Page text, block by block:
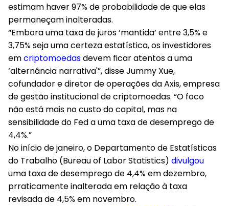
estimam haver 97% de probabilidade de que elas
permaneçam inalteradas.
“Embora uma taxa de juros ‘mantida’ entre3,5% e
3,75%seja uma certeza estatística, os investidores
emcriptomoedasdevem ficar atentos a uma
‘alternância narrativa'”, disse Jummy Xue,
cofundador e diretor de operações da Axis, empresa
de gestão institucional de criptomoedas. “O foco
não está mais no custo do capital, mas na
sensibilidade do Fed a uma taxa de desemprego de
4,4%.”
No início de janeiro, o Departamento de Estatísticas
do Trabalho (Bureau of Labor Statistics) divulgou
uma taxa de desemprego de 4,4% em dezembro,
prraticamente inalterada em relação à taxa
revisada de 4,5% em novembro.